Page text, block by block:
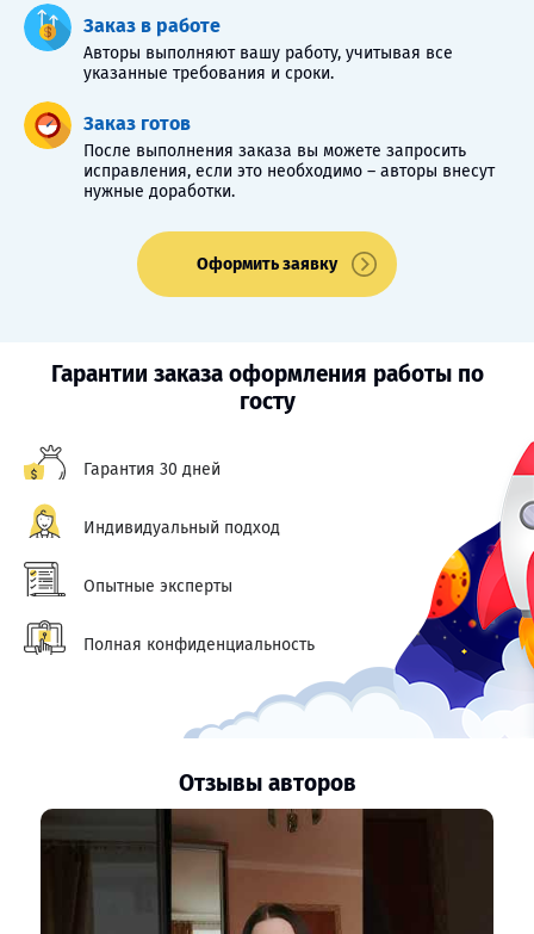
Заказ в работе
Авторы выполняют вашу работу, учитывая все
указанные требования и сроки.
Заказ готов
После выполнения заказа вы можете запросить
исправления, если это необходимо – авторы внесут
нужные доработки.
Оформить заявку
Гарантии заказа оформления работы по
госту
Гарантия 30 дней
Индивидуальный подход
Опытные эксперты
Полная конфиденциальность
Отзывы авторов